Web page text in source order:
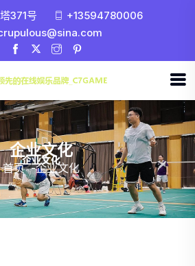
371号
+13594780006
企业文化
首页 -企业文化